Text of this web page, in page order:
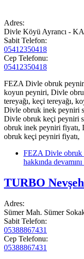
Adres:
Divle Köyü Ayrancı -
Sabit Telefon:
05412350418
Cep Telefonu:
05412350418
FEZA Divle obruk
koyun peyniri, Divle
tereyağı, keçi tereyağı,
Divle obruk inek peyniri
Divle obruk keçi peyniri
obruk inek peyniri
obruk keçi peyniri fiyatı,
FEZA Divle obruk
hakkında
TURBO
Adres:
Sümer Mah. Sümer
Sabit Telefon:
05388867431
Cep Telefonu:
05388867431